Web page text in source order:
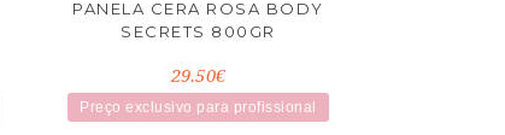
PANELA CERA ROSA BODY
SECRETS 800GR
29.50€
Preço exclusivo para profissional